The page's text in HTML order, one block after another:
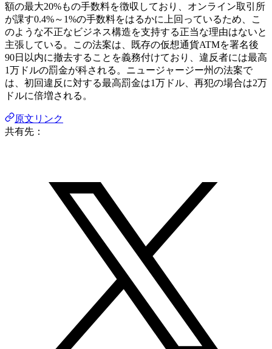
額の最大20%もの手数料を徴収しており、オンライン取引所
が課す0.4%～1%の手数料をはるかに上回っているため、こ
のような不正なビジネス構造を支持する正当な理由はないと
主張している。この法案は、既存の仮想通貨ATMを署名後
90日以内に撤去することを義務付けており、違反者には最高
1万ドルの罰金が科される。ニュージャージー州の法案で
は、初回違反に対する最高罰金は1万ドル、再犯の場合は2万
ドルに倍増される。
原文リンク
共有先：